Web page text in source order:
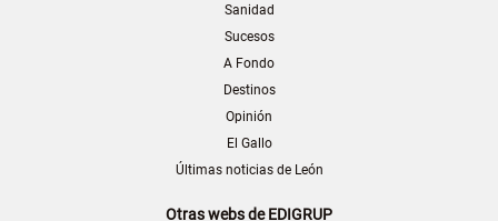
Sanidad
Sucesos
A Fondo
Destinos
Opinión
El Gallo
Últimas noticias de León
Otras webs de EDIGRUP